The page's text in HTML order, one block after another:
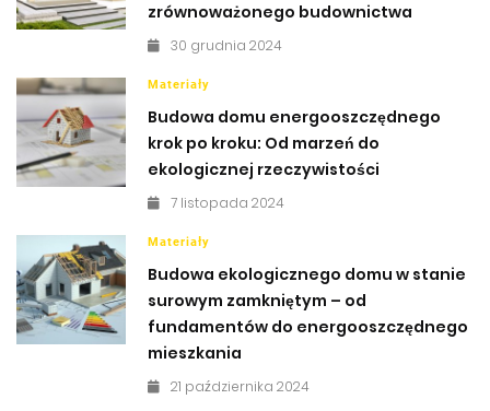
zrównoważonego budownictwa
30 grudnia 2024
Materiały
Budowa domu energooszczędnego
krok po kroku: Od marzeń do
ekologicznej rzeczywistości
7 listopada 2024
Materiały
Budowa ekologicznego domu w stanie
surowym zamkniętym – od
fundamentów do energooszczędnego
mieszkania
21 października 2024